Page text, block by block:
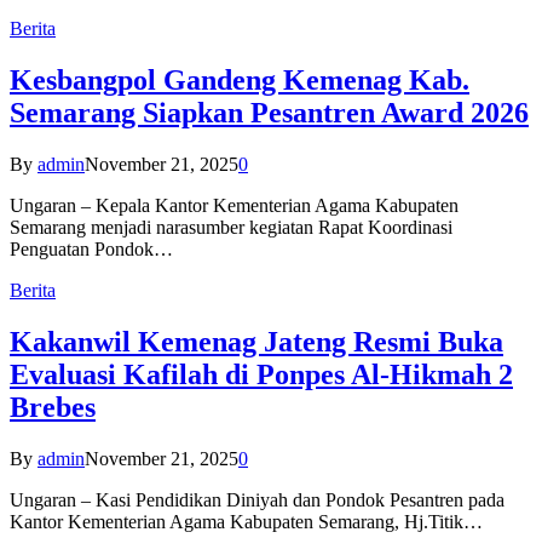
Berita
Kesbangpol Gandeng Kemenag Kab.
Semarang Siapkan Pesantren Award 2026
By adminNovember 21, 20250
Ungaran – Kepala Kantor Kementerian Agama Kabupaten
Semarang menjadi narasumber kegiatan Rapat Koordinasi
Penguatan Pondok…
Berita
Kakanwil Kemenag Jateng Resmi Buka
Evaluasi Kafilah di Ponpes Al-Hikmah 2
Brebes
By adminNovember 21, 20250
Ungaran – Kasi Pendidikan Diniyah dan Pondok Pesantren pada
Kantor Kementerian Agama Kabupaten Semarang, Hj.Titik…